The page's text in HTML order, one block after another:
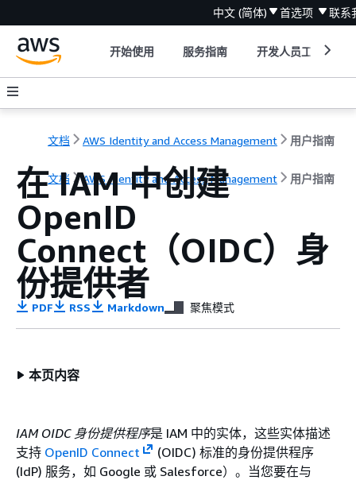
中文 (简体) 首选项 联系
开始使用 服务指南 开发人员工具
文档 AWS Identity and Access Management 用户指南
文档 AWS Identity and Access Management 用户指南
在 IAM 中创建
OpenID
Connect（OIDC）身
份提供者
PDF RSS Markdown 聚焦模式
本页内容
IAM OIDC 身份提供程序是 IAM 中的实体，这些实体描述
支持 OpenID Connect
(OIDC) 标准的身份提供程序
(IdP) 服务，如 Google 或 Salesforce）。当您要在与